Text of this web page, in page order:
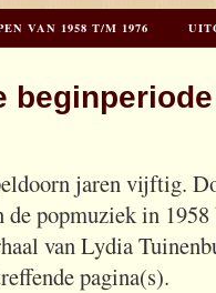
VAN 1958 T/M 1976
LINKS LAATSTE UPDATES
jaren vijftig.
de popmuziek in
van Lydia
pagina(s).